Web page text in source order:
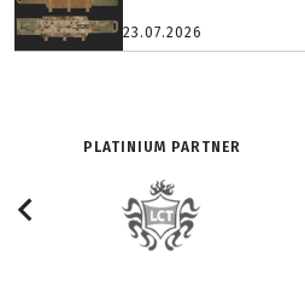
23.07.2026
PLATINIUM PARTNER